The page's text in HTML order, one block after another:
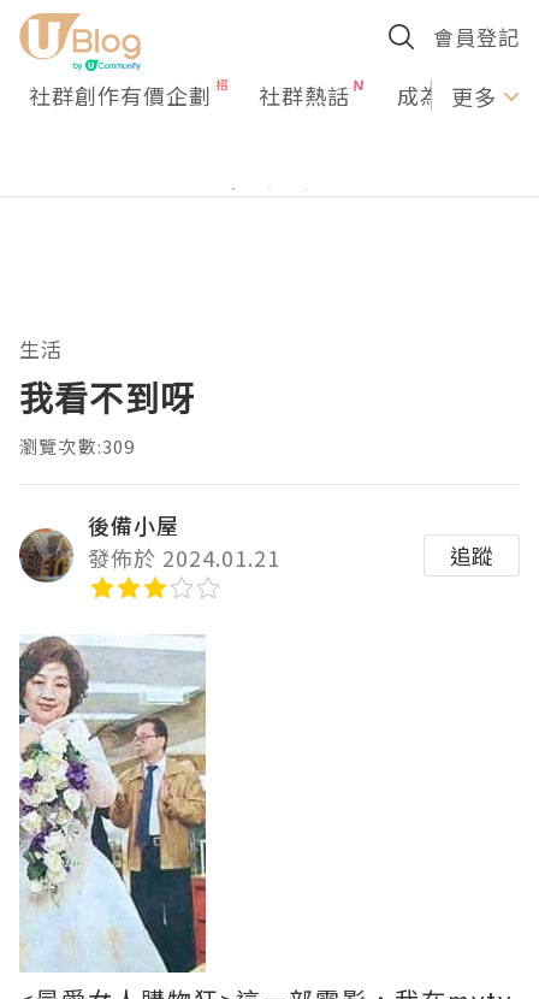
會員登記
社群創作有價企劃 社群熱話 成為U更多
生活
我看不到呀
瀏覽次數:309
後備小屋
發佈於 2024.01.21
追蹤